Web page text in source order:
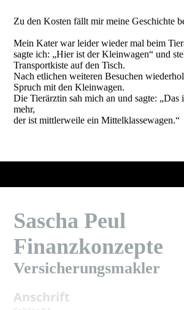
Zu den Kosten fällt mir meine Geschichte
Mein Kater war leider wieder mal beim
sagte ich: „Hier ist der Kleinwagen“ und
Transportkiste auf den Tisch.
Nach etlichen weiteren Besuchen
Spruch mit den Kleinwagen.
Die Tierärztin sah mich an und sagte:
mehr,
der ist mittlerweile ein Mittelklassewagen.“
Sascha Peul
Finanzkonzepte
Versicherungsmakler
Anschrift